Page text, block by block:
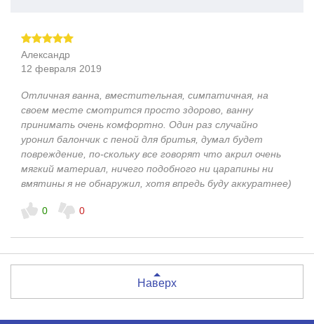
Александр
12 февраля 2019
Отличная ванна, вместительная, симпатичная, на
своем месте смотрится просто здорово, ванну
принимать очень комфортно. Один раз случайно
уронил балончик с пеной для бритья, думал будет
повреждение, по-скольку все говорят что акрил очень
мягкий материал, ничего подобного ни царапины ни
вмятины я не обнаружил, хотя впредь буду аккуратнее)
0 0
Наверх